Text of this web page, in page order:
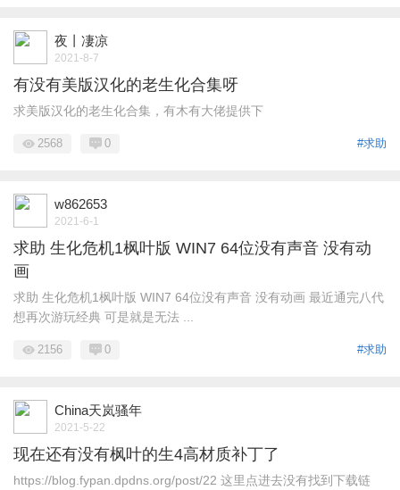
夜丨凄凉
2021-8-7
有没有美版汉化的老生化合集呀
求美版汉化的老生化合集，有木有大佬提供下
#求助
2568 0
w862653
2021-6-1
求助 生化危机1枫叶版 WIN7 64位没有声音 没有动
画
求助 生化危机1枫叶版 WIN7 64位没有声音 没有动画 最近通完八代
想再次游玩经典 可是就是无法 ...
#求助
2156 0
China天岚骚年
2021-5-22
现在还有没有枫叶的生4高材质补丁了
https://blog.fypan.dpdns.org/post/22 这里点进去没有找到下载链